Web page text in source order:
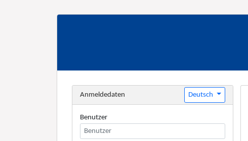
Anmeldedaten Deutsch
Benutzer